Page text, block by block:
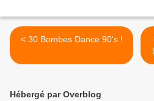
< 30 Bombes Dance 90's !
Hébergé par Overblog